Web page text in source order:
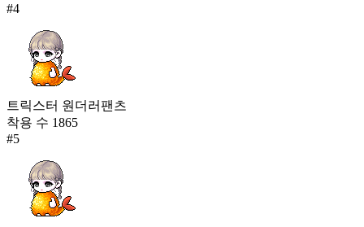
#4
트릭스터 원더러팬츠
착용 수 1865
#5